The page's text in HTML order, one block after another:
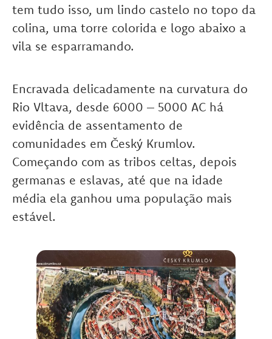
tem tudo isso, um lindo castelo no topo da
colina, uma torre colorida e logo abaixo a
vila se esparramando.
Encravada delicadamente na curvatura do
Rio Vltava, desde 6000 – 5000 AC há
evidência de assentamento de
comunidades em Český Krumlov.
Começando com as tribos celtas, depois
germanas e eslavas, até que na idade
média ela ganhou uma população mais
estável.